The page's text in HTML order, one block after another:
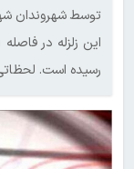
توسط شهروندان
رسیده است.